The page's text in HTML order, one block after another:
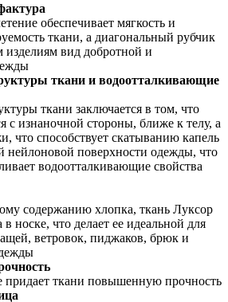
обеспечивает мягкость и
ткани, а диагональный рубчик
изделиям вид добротной и
ткани и водоотталкивающие
ткани заключается в том, что
с изнаночной стороны, ближе к телу, а
что способствует скатыванию капель
нейлоновой поверхности одежды, что
водоотталкивающие свойства
содержанию хлопка, ткань Луксор
носке, что делает ее идеальной для
ветровок, пиджаков, брюк и
придает ткани повышенную прочность